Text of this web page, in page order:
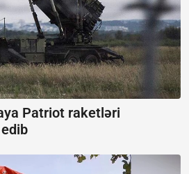
Patriot raketləri